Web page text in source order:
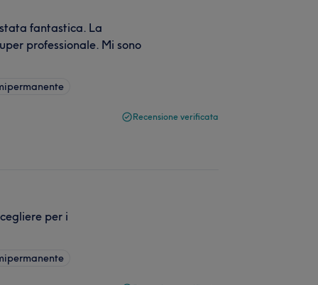
fantastica. La
professionale. Mi sono
Recensione verificata
per i